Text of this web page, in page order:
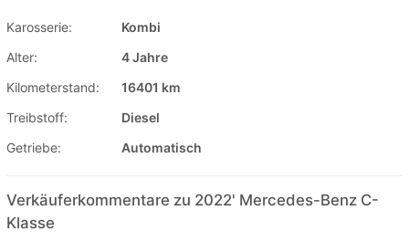
Karosserie:
Kombi
Alter:
4 Jahre
Kilometerstand:
16401 km
Treibstoff:
Diesel
Getriebe:
Automatisch
Verkäuferkommentare zu 2022' Mercedes-Benz C-
Klasse